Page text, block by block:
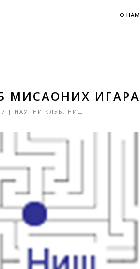
О
МИСАОНИХ ИГАРА
| НАУЧНИ КЛУБ , НИШ